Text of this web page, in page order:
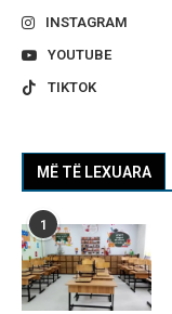
INSTAGRAM
YOUTUBE
TIKTOK
MË TË LEXUARA
1